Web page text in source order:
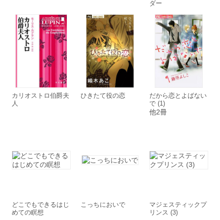
ダー
カリオストロ伯爵夫
人
ひきたて役の恋
だから恋とよばない
で (1)
他2冊
どこでもできるはじ
めての瞑想
こっちにおいで
マジェスティックプ
リンス (3)